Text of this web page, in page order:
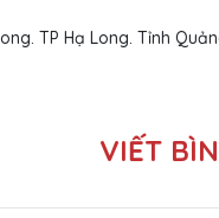
TP Hạ Long. Tỉnh
VIẾT